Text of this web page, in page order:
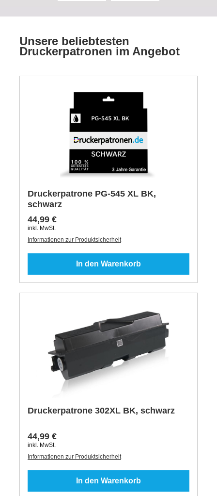
Unsere beliebtesten
Druckerpatronen im Angebot
Druckerpatrone PG-545 XL BK,
schwarz
44,99 €
inkl. MwSt.
Informationen zur Produktsicherheit
In den Warenkorb
Druckerpatrone 302XL BK, schwarz
44,99 €
inkl. MwSt.
Informationen zur Produktsicherheit
In den Warenkorb